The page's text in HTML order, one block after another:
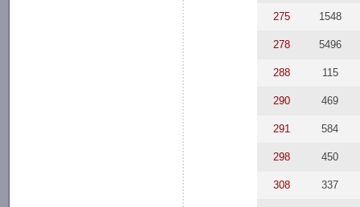
275 1548
278 5496
288 115
290 469
291 584
298 450
308 337